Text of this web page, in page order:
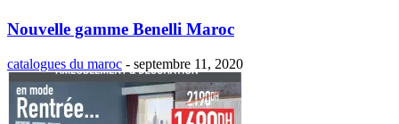
Nouvelle gamme Benelli Maroc
catalogues du maroc - septembre 11, 2020